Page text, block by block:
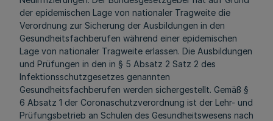
der epidemischen Lage von nationaler Tragweite die
Verordnung zur Sicherung der Ausbildungen in den
Gesundheitsfachberufen während einer epidemischen
Lage von nationaler Tragweite erlassen. Die Ausbildungen
und Prüfungen in den in § 5 Absatz 2 Satz 2 des
Infektionsschutzgesetzes genannten
Gesundheitsfachberufen werden sichergestellt. Gemäß §
6 Absatz 1 der Coronaschutzverordnung ist der Lehr- und
Prüfungsbetrieb an Schulen des Gesundheitswesens nach